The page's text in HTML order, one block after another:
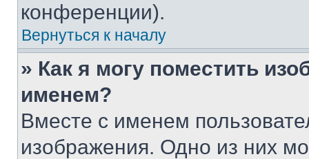
конференции).
Вернуться к началу
» Как я могу поместить
именем?
Вместе с именем
изображения. Одно из них